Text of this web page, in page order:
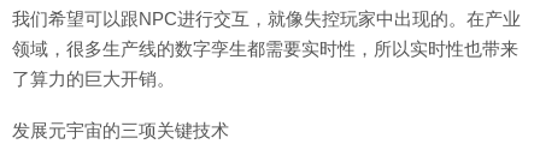
我们希望可以跟NPC进行交互，就像失控玩家中出现的。在产业
领域，很多生产线的数字孪生都需要实时性，所以实时性也带来
了算力的巨大开销。
发展元宇宙的三项关键技术